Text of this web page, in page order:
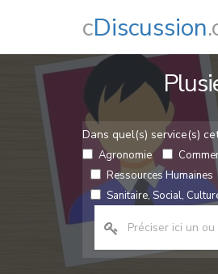
cDiscussion
Dans quel(s) service(s)
Agronomie
Ressources Humaines
Sanitaire, Social,